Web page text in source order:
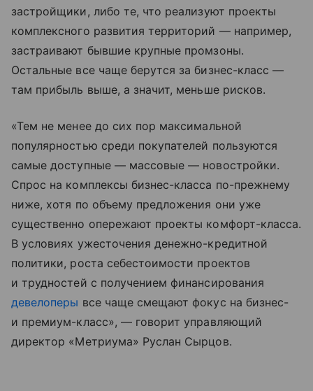
застройщики, либо те, что реализуют проекты
комплексного развития территорий — например,
застраивают бывшие крупные промзоны.
Остальные все чаще берутся за бизнес-класс —
там прибыль выше, а значит, меньше рисков.
«Тем не менее до сих пор максимальной
популярностью среди покупателей пользуются
самые доступные — массовые — новостройки.
Спрос на комплексы бизнес-класса по-прежнему
ниже, хотя по объему предложения они уже
существенно опережают проекты комфорт-класса.
В условиях ужесточения денежно-кредитной
политики, роста себестоимости проектов
и трудностей с получением финансирования
девелоперы все чаще смещают фокус на бизнес-
и премиум-класс», — говорит управляющий
директор «Метриума» Руслан Сырцов.